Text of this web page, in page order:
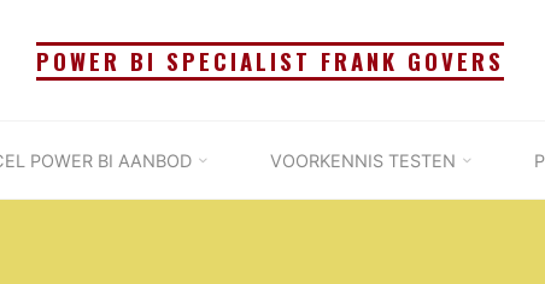
POWER BI SPECIALIST FRANK GOVERS
POWER BI AANBOD VOORKENNIS TESTEN